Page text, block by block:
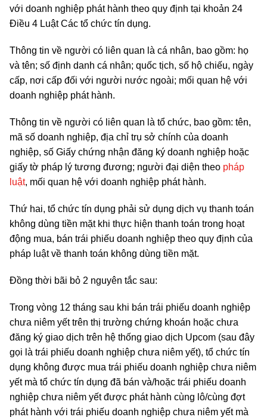
với doanh nghiệp phát hành theo quy định tại khoản 24
Điều 4 Luật Các tổ chức tín dụng.
Thông tin về người có liên quan là cá nhân, bao gồm: họ
và tên; số định danh cá nhân; quốc tịch, số hộ chiếu, ngày
cấp, nơi cấp đối với người nước ngoài; mối quan hệ với
doanh nghiệp phát hành.
Thông tin về người có liên quan là tổ chức, bao gồm: tên,
mã số doanh nghiệp, địa chỉ trụ sở chính của doanh
nghiệp, số Giấy chứng nhận đăng ký doanh nghiệp hoặc
giấy tờ pháp lý tương đương; người đại diện theo pháp
luật, mối quan hệ với doanh nghiệp phát hành.
Thứ hai, tổ chức tín dụng phải sử dụng dịch vụ thanh toán
không dùng tiền mặt khi thực hiện thanh toán trong hoạt
động mua, bán trái phiếu doanh nghiệp theo quy định của
pháp luật về thanh toán không dùng tiền mặt.
Đồng thời bãi bỏ 2 nguyên tắc sau:
Trong vòng 12 tháng sau khi bán trái phiếu doanh nghiệp
chưa niêm yết trên thị trường chứng khoán hoặc chưa
đăng ký giao dịch trên hệ thống giao dịch Upcom (sau đây
gọi là trái phiếu doanh nghiệp chưa niêm yết), tổ chức tín
dụng không được mua trái phiếu doanh nghiệp chưa niêm
yết mà tổ chức tín dụng đã bán và/hoặc trái phiếu doanh
nghiệp chưa niêm yết được phát hành cùng lô/cùng đợt
phát hành với trái phiếu doanh nghiệp chưa niêm yết mà